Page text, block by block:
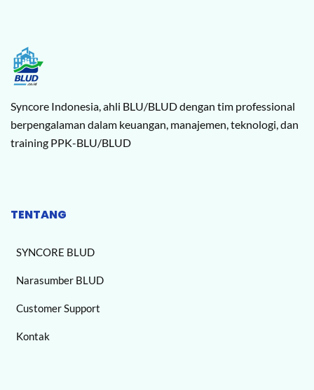
Syncore Indonesia, ahli BLU/BLUD dengan tim professional
berpengalaman dalam keuangan, manajemen, teknologi, dan
training PPK-BLU/BLUD
TENTANG
SYNCORE BLUD
Narasumber BLUD
Customer Support
Kontak